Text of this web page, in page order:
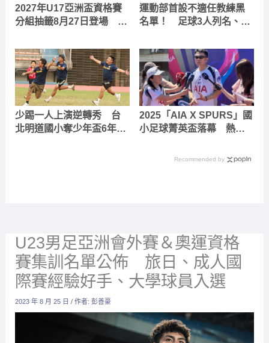
2027年U17亞洲盃資格賽
分組抽籤8月27日登場 中
運動部首設不適任教練黑
名單！ 足球3人列名、查
少踢一人上演逆轉秀 台
北明道國小奪少年盃6年級
2025「AIA X SPURS」國
小足球菁英盃落幕 熱刺
Recommended by
U23男足亞洲會外賽＆奧運資格
賽集訓名單公佈 旅日、成人國
際賽經驗好手、大學球員入選
2023 年 8 月 25 日/ 作者:彭善豪